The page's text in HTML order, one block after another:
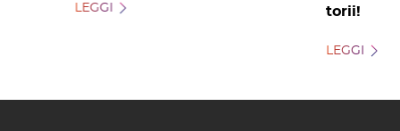
LEGGI
torii!
LEGGI